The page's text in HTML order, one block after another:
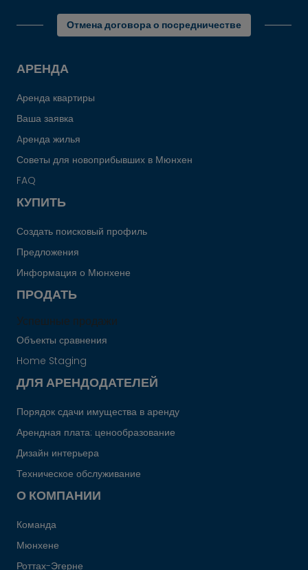
Отмена договора о посредничестве
АРЕНДА
Аренда квартиры
Ваша заявка
Aренда жилья
Советы для новоприбывших в Мюнхен
FAQ
КУПИТЬ
Создать поисковый профиль
Предложения
Информация о Мюнхене
ПРОДАТЬ
Успешные продажи
Объекты сравнения
Home Staging
ДЛЯ АРЕНДОДАТЕЛЕЙ
Порядок сдачи имущества в аренду
Арендная плата: ценообразование
Дизайн интерьера
Техническое обслуживание
О КОМПАНИИ
Команда
Мюнхене
Роттах-Эгерне